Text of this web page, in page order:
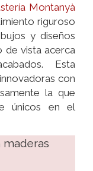
Montanyà
riguroso
y diseños
de vista acerca
Esta
con
la que
únicos en el